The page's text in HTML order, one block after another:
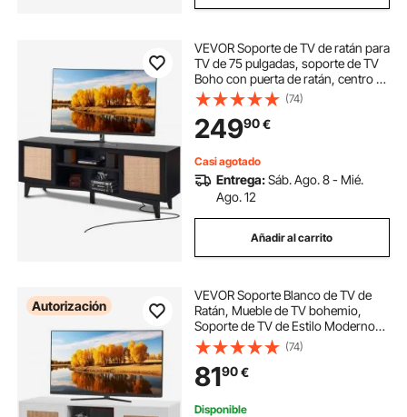
VEVOR Soporte de TV de ratán para
TV de 75 pulgadas, soporte de TV
Boho con puerta de ratán, centro de
entretenimiento con enchufe
incorporado, gabinete de
almacenamiento con 2 estantes,
consola de TV moderna para sala
de estar, sala multimedia, negro
(74)
24990€
Casi agotado
Entrega:Sáb. Ago. 8 - Mié.
Ago. 12
Añadir al carrito
Autorización
VEVOR Soporte Blanco de TV de
Ratán, Mueble de TV bohemio,
Soporte de TV de Estilo Moderno
de 1200 × 400 × 490 mm, Consola
de TV de Ratán con Estantes
Ajustables para Sala de Estar, Sala
Multimedia
(74)
8190€
Disponible